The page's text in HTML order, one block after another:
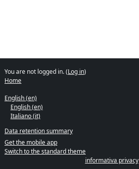
You are not logged in. (Log in)
Home
English ‎(en)‎
English ‎(en)‎
Italiano ‎(it)‎
Data retention summary
Get the mobile app
Switch to the standard theme
informativa privacy